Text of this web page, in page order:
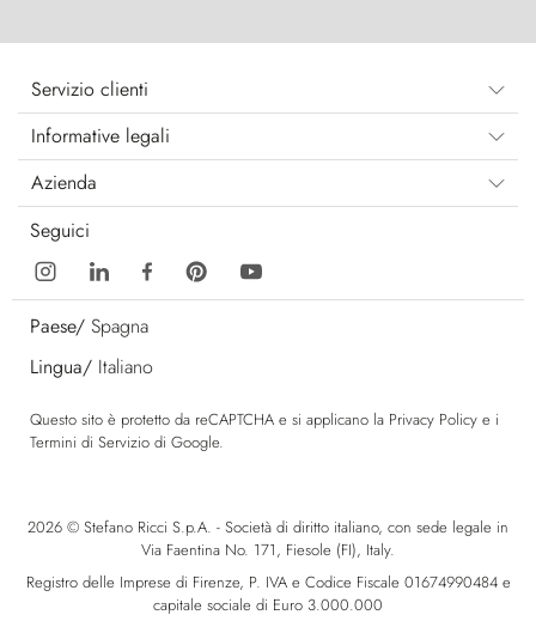
Servizio clienti
Informative legali
Azienda
Seguici
Paese/ Spagna
Lingua/ Italiano
Questo sito è protetto da reCAPTCHA e si applicano la Privacy Policy e i
Termini di Servizio di Google.
2026 © Stefano Ricci S.p.A. - Società di diritto italiano, con sede legale in
Via Faentina No. 171, Fiesole (FI), Italy.
Registro delle Imprese di Firenze, P. IVA e Codice Fiscale 01674990484 e
capitale sociale di Euro 3.000.000